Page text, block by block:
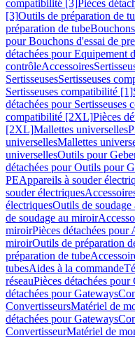
compatibilité [3]Pièces
[3]Outils de préparation de
préparation de tube
pour Bouchons d'essai de
détachées pour Equipement
contrôleAccessoires
SertisseusesSertisseuses
Sertisseuses compatibilité [1]
détachées pour Sertisseuses
compatibilité [2XL]Pièces
[2XL]Mallettes universelles
universellesMallettes
universellesOutils pour
détachées pour Outils pour
PEAppareils à souder
souder électriques
électriquesOutils de
de soudage au miroir
miroirPièces détachées pour
miroirOutils de préparation
préparation de tube
tubesAides à la commande
réseauPièces détachées pour
détachées pour Gateways
ConvertisseursMatériel de
détachées pour Gateways
ConvertisseurMatériel de